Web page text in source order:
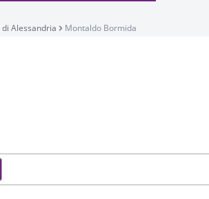
di Alessandria Montaldo Bormida